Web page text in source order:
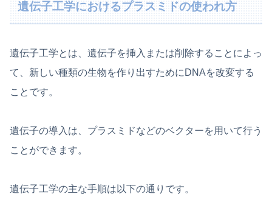
遺伝子工学におけるプラスミドの使われ方
遺伝子工学とは、遺伝子を挿入または削除することによっ
て、新しい種類の生物を作り出すためにDNAを改変する
ことです。
遺伝子の導入は、プラスミドなどのベクターを用いて行う
ことができます。
遺伝子工学の主な手順は以下の通りです。